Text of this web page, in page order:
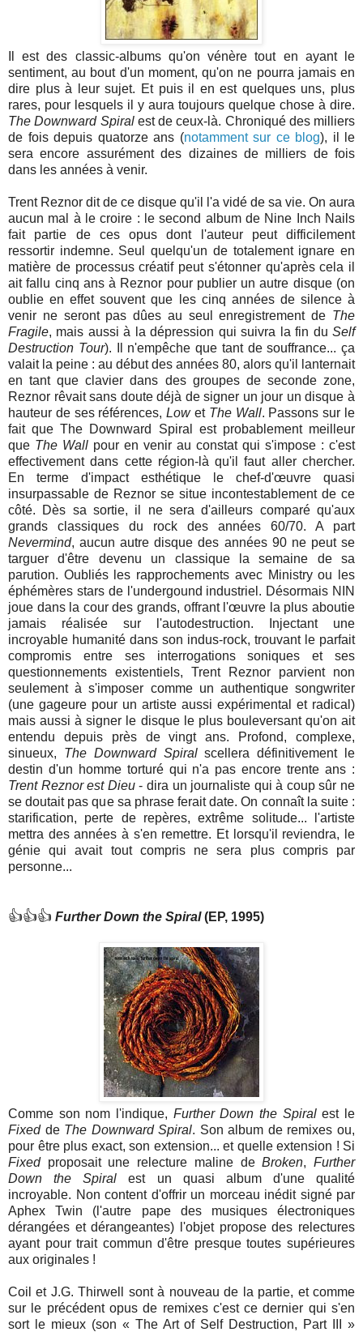
Il est des classic-albums qu'on vénère tout en ayant le
sentiment, au bout d'un moment, qu'on ne pourra jamais en
dire plus à leur sujet. Et puis il en est quelques uns, plus
rares, pour lesquels il y aura toujours quelque chose à dire.
The Downward Spiralest de ceux-là. Chroniqué des milliers
de fois depuis quatorze ans (notamment sur ce blog), il le
sera encore assurément des dizaines de milliers de fois
dans les années à venir.
Trent Reznor dit de ce disque qu'il l'a vidé de sa vie. On aura
aucun mal à le croire : le second album de Nine Inch Nails
fait partie de ces opus dont l'auteur peut difficilement
ressortir indemne. Seul quelqu'un de totalement ignare en
matière de processus créatif peut s'étonner qu'après cela il
ait fallu cinq ans à Reznor pour publier un autre disque (on
oublie en effet souvent que les cinq années de silence à
venir ne seront pas dûes au seul enregistrement de The
Fragile, mais aussi à la dépression qui suivra la fin du Self
Destruction Tour). Il n'empêche que tant de souffrance... ça
valait la peine : au début des années 80, alors qu'il lanternait
en tant que clavier dans des groupes de seconde zone,
Reznor rêvait sans doute déjà de signer un jour un disque à
hauteur de ses références,Lowet The Wall. Passons sur le
fait que The Downward Spiral est probablement meilleur
que The Wall pour en venir au constat qui s'impose : c'est
effectivement dans cette région-là qu'il faut aller chercher.
En terme d'impact esthétique le chef-d'œuvre quasi
insurpassable de Reznor se situe incontestablement de ce
côté. Dès sa sortie, il ne sera d'ailleurs comparé qu'aux
grands classiques du rock des années 60/70. A part
Nevermind, aucun autre disque des années 90 ne peut se
targuer d'être devenu un classique la semaine de sa
parution. Oubliés les rapprochements avec Ministry ou les
éphémères stars de l'undergound industriel. Désormais NIN
joue dans la cour des grands, offrant l'œuvre la plus aboutie
jamais réalisée sur l'autodestruction. Injectant une
incroyable humanité dans son indus-rock, trouvant le parfait
compromis entre ses interrogations soniques et ses
questionnements existentiels, Trent Reznor parvient non
seulement à s'imposer comme un authentique songwriter
(une gageure pour un artiste aussi expérimental et radical)
mais aussi à signer le disque le plus bouleversant qu'on ait
entendu depuis près de vingt ans. Profond, complexe,
sinueux, The Downward Spiralscellera définitivement le
destin d'un homme torturé qui n'a pas encore trente ans :
Trent Reznor est Dieu- dira un journaliste qui à coup sûr ne
se doutait pas que sa phrase ferait date. On connaît la suite :
starification, perte de repères, extrême solitude... l'artiste
mettra des années à s'en remettre. Et lorsqu'il reviendra, le
génie qui avait tout compris ne sera plus compris par
personne...
👍👍👍 Further Down the Spiral(EP, 1995)
Comme son nom l'indique, Further Down the Spiralest le
Fixedde The Downward Spiral. Son album de remixes ou,
pour être plus exact, son extension... et quelle extension ! Si
Fixedproposait une relecture maline deBroken,Further
Down the Spiral est un quasi album d'une qualité
incroyable. Non content d'offrir un morceau inédit signé par
Aphex Twin (l'autre pape des musiques électroniques
dérangées et dérangeantes) l'objet propose des relectures
ayant pour trait commun d'être presque toutes supérieures
aux originales !
Coil et J.G. Thirwell sont à nouveau de la partie, et comme
sur le précédent opus de remixes c'est ce dernier qui s'en
sort le mieux (son « The Art of Self Destruction, Part III »